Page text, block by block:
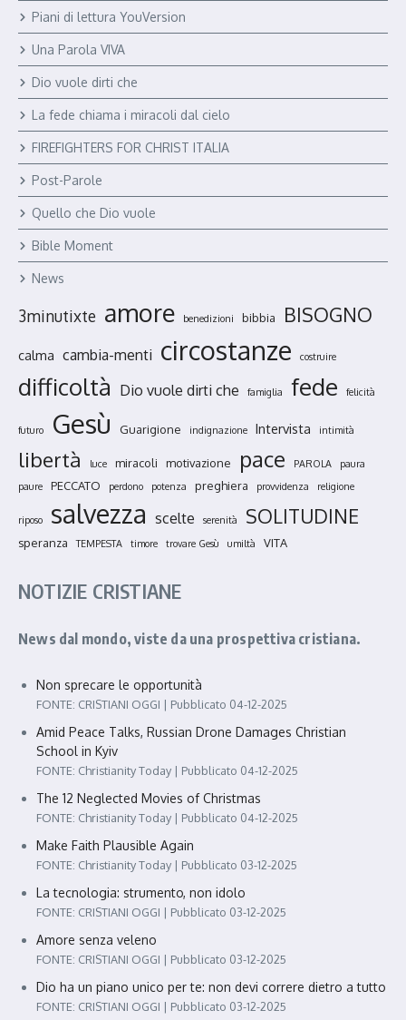
Piani di lettura YouVersion
Una Parola VIVA
Dio vuole dirti che
La fede chiama i miracoli dal cielo
FIREFIGHTERS FOR CHRIST ITALIA
Post-Parole
Quello che Dio vuole
Bible Moment
News
3minutixte amore benedizioni bibbia BISOGNO
calma cambia-menti circostanze costruire
difficoltà Dio vuole dirti che famiglia fede felicità
futuro Gesù Guarigione indignazione Intervista intimità
libertà luce miracoli motivazione pace PAROLA
paura
paure
PECCATO perdono potenza preghiera provvidenza religione
riposo salvezza scelte serenità SOLITUDINE
speranza TEMPESTA timore trovare Gesù umiltà VITA
NOTIZIE CRISTIANE
News dal mondo, viste da una prospettiva cristiana.
Non sprecare le opportunità
FONTE: CRISTIANI OGGI Pubblicato 04-12-2025
Amid Peace Talks, Russian Drone Damages Christian
School in Kyiv
FONTE: Christianity Today Pubblicato 04-12-2025
The 12 Neglected Movies of Christmas
FONTE: Christianity Today Pubblicato 04-12-2025
Make Faith Plausible Again
FONTE: Christianity Today Pubblicato 03-12-2025
La tecnologia: strumento, non idolo
FONTE: CRISTIANI OGGI Pubblicato 03-12-2025
Amore senza veleno
FONTE: CRISTIANI OGGI Pubblicato 03-12-2025
Dio ha un piano unico per te: non devi correre dietro a tutto
FONTE: CRISTIANI OGGI Pubblicato 03-12-2025